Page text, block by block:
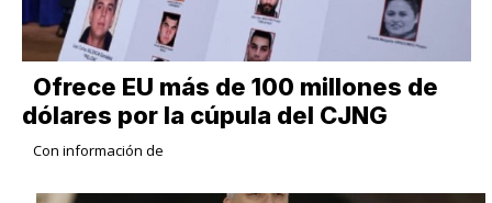
Ofrece EU más de 100 millones de
dólares por la cúpula del CJNG
Con información de